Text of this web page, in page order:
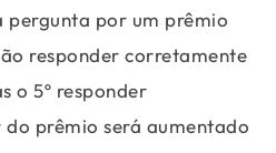
pergunta por um prêmio
responder corretamente
o 5º responder
prêmio será aumentado